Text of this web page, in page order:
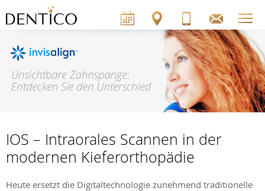
IOS – Intraorales Scannen in der
modernen Kieferorthopädie
Heute ersetzt die Digitaltechnologie zunehmend traditionelle